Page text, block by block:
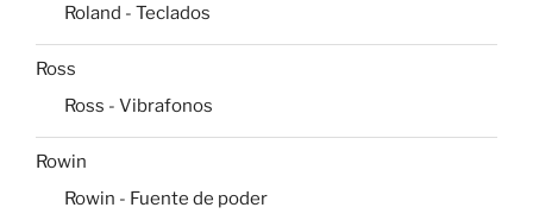
Roland - Teclados
Ross
Ross - Vibrafonos
Rowin
Rowin - Fuente de poder